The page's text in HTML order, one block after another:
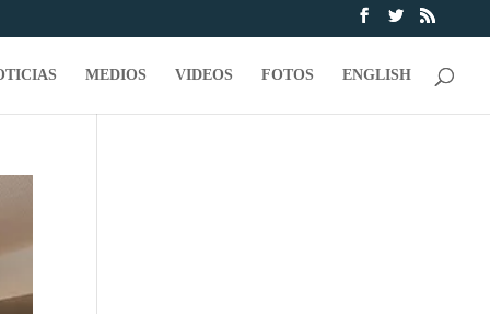
MEDIOS VIDEOS FOTOS ENGLISH